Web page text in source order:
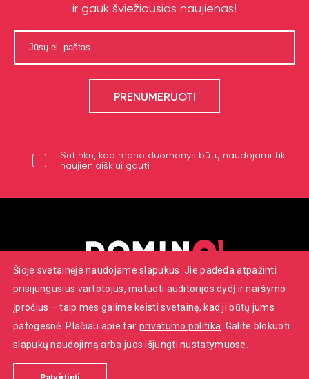
ir gauk šviežiausias naujienas!
Sutinku, kad mano duomenys būtų naudojami tik
naujienlaiškiui gauti
+370 652 22086
info@dominoteatras.lt
© 2026 ‚‚Domino‘‘ teatras. Visos teisės saugomos.
Šioje svetainėje naudojame slapukus. Jie padeda atpažinti
prisijungusius vartotojus, matuoti auditorijos dydį ir naršymo
įpročius – taip mes galime keisti svetainę, kad ji būtų jums
patogesnė. Plačiau apie tai: privatumo politika . Galite blokuoti
slapukų naudojimą arba juos išjungtinustatymuose